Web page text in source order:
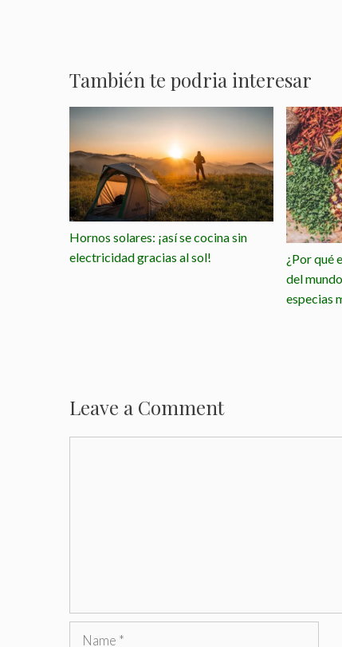
También te podria interesar
Hornos solares: ¡así se cocina sin
electricidad gracias al sol!
¿Por qué
del
especias
Leave a Comment